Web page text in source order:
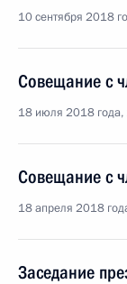
10 сентября 2018
Совещание с
18 июля 2018
Совещание с
18 апреля 2018
Заседание